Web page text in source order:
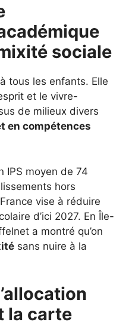
sociale
tous les enfants. Elle
et le vivre-
de milieux divers
en compétences
IPS moyen de 74
hors
vise à réduire
d’ici 2027. En Île-
a montré qu’on
sans nuire à la
la carte